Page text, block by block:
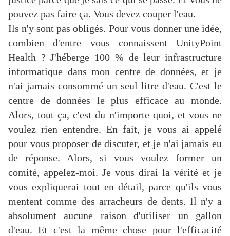
pouvez pas faire ça. Vous devez couper l'eau.
Ils n'y sont pas obligés. Pour vous donner une idée,
combien d'entre vous connaissent UnityPoint
Health ? J'héberge 100 % de leur infrastructure
informatique dans mon centre de données, et je
n'ai jamais consommé un seul litre d'eau. C'est le
centre de données le plus efficace au monde.
Alors, tout ça, c'est du n'importe quoi, et vous ne
voulez rien entendre. En fait, je vous ai appelé
pour vous proposer de discuter, et je n'ai jamais eu
de réponse. Alors, si vous voulez former un
comité, appelez-moi. Je vous dirai la vérité et je
vous expliquerai tout en détail, parce qu'ils vous
mentent comme des arracheurs de dents. Il n'y a
absolument aucune raison d'utiliser un gallon
d'eau. Et c'est la même chose pour l'efficacité